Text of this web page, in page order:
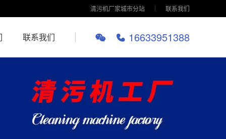
清污机厂家城市分站 联系我们
16633951388
联系我们